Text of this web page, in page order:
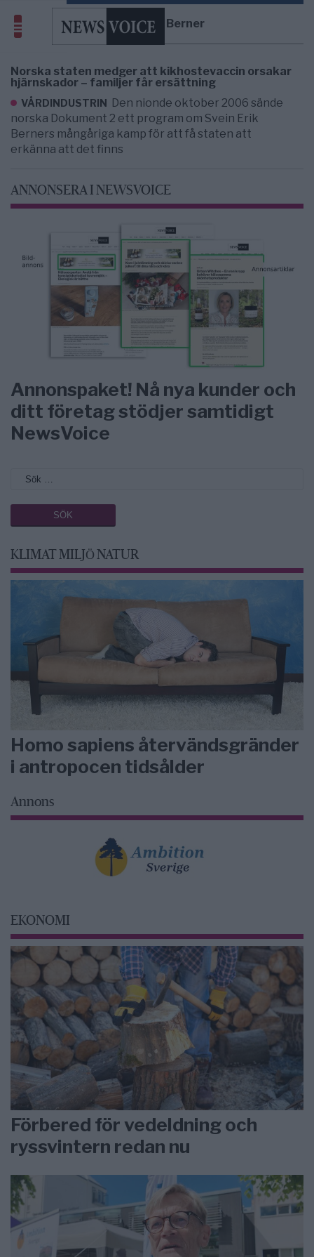
Svein Erik Berner
Norska staten medger att kikhostevaccin orsakar
hjärnskador – familjer får ersättning
VÅRDINDUSTRIN Den nionde oktober 2006 sände
norska Dokument 2 ett program om Svein Erik
Berners mångåriga kamp för att få staten att
erkänna att det finns
ANNONSERA I NEWSVOICE
Annonspaket! Nå nya kunder och
ditt företag stödjer samtidigt
NewsVoice
KLIMAT MILJÖ NATUR
Homo sapiens återvändsgränder
i antropocen tidsålder
Annons
EKONOMI
Förbered för vedeldning och
ryssvintern redan nu